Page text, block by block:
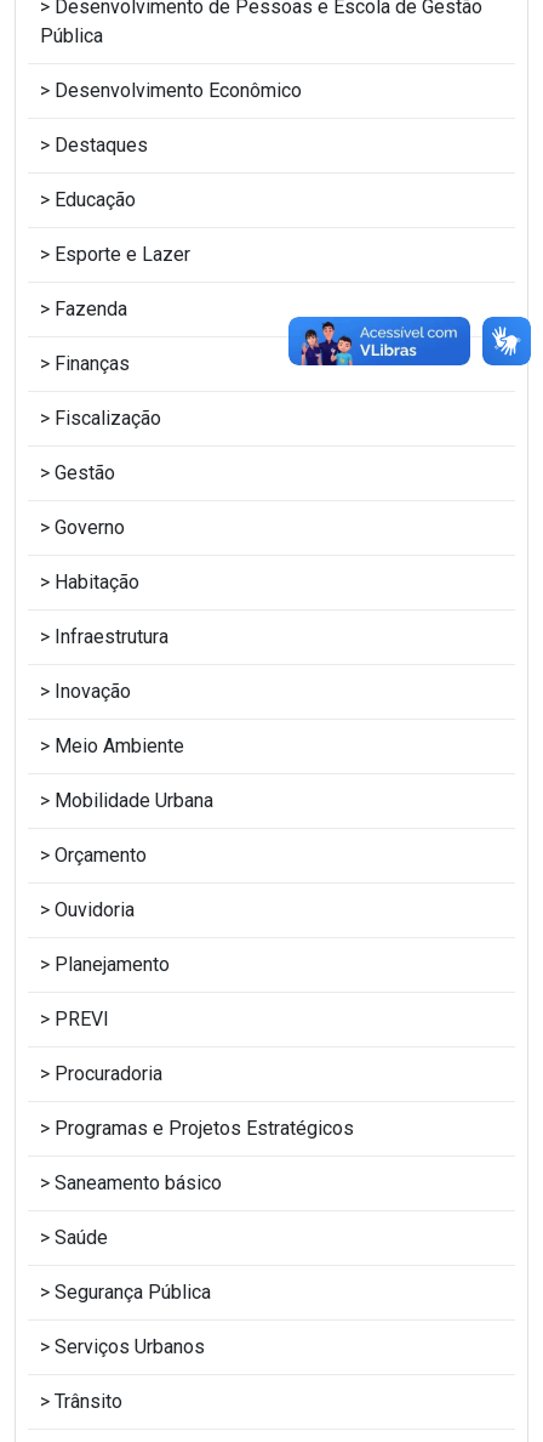
Desenvolvimento de Pessoas e Escola de Gestão
Pública
Desenvolvimento Econômico
Destaques
Educação
Esporte e Lazer
Fazenda
Finanças
Fiscalização
Gestão
Governo
Habitação
Infraestrutura
Inovação
Meio Ambiente
Mobilidade Urbana
Orçamento
Ouvidoria
Planejamento
PREVI
Procuradoria
Programas e Projetos Estratégicos
Saneamento básico
Saúde
Segurança Pública
Serviços Urbanos
Trânsito